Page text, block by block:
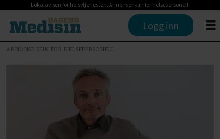
Lokalavisen for helsetjenesten. Annonser kun for helsepersonell.
Logg inn
ANNONSE KUN FOR HELSEPERSONELL